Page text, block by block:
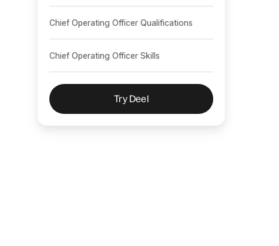
Chief Operating Officer Qualifications
Chief Operating Officer Skills
Try Deel